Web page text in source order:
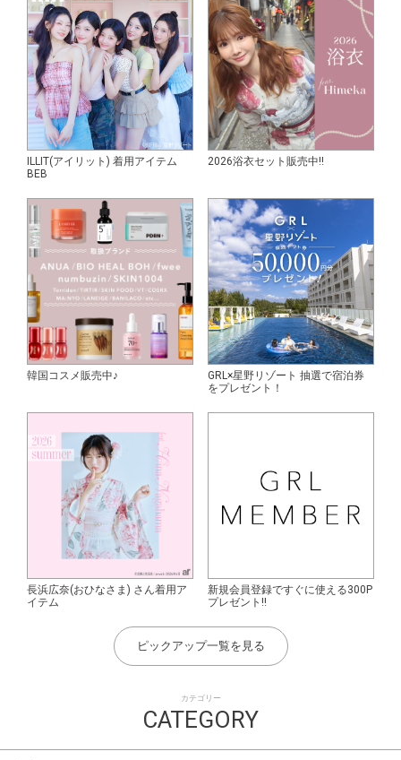
カテゴリー
CATEGORY
ILLIT(アイリット) 着用アイテム
BEB
2026浴衣セット販売中!!
韓国コスメ販売中♪
GRL×星野リゾート 抽選で宿泊券
をプレゼント！
長浜広奈(おひなさま) さん着用ア
イテム
新規会員登録ですぐに使える300P
プレゼント!!
ピックアップ一覧を見る